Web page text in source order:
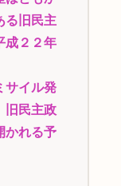
る旧民主
成２２年
サイル発
旧民主政
かれる予